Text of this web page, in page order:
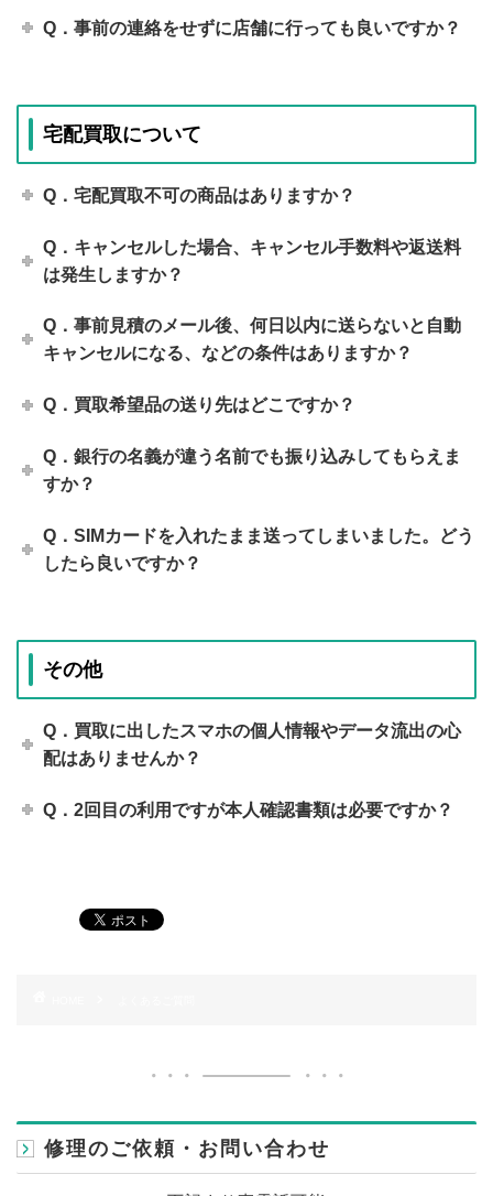
Q．事前の連絡をせずに店舗に行っても良いですか？
宅配買取について
Q．宅配買取不可の商品はありますか？
Q．キャンセルした場合、キャンセル手数料や返送料
は発生しますか？
Q．事前見積のメール後、何日以内に送らないと自動
キャンセルになる、などの条件はありますか？
Q．買取希望品の送り先はどこですか？
Q．銀行の名義が違う名前でも振り込みしてもらえま
すか？
Q．SIMカードを入れたまま送ってしまいました。どう
したら良いですか？
その他
Q．買取に出したスマホの個人情報やデータ流出の心
配はありませんか？
Q．2回目の利用ですが本人確認書類は必要ですか？
修理のご依頼・お問い合わせ